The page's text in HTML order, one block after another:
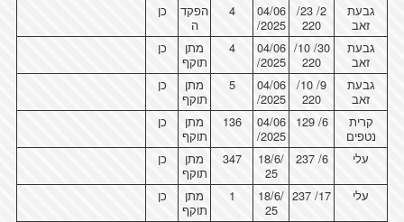
גבעת
זאב
2/ 23/
220
04/06
/2025
4
הפקד
ה
כן
גבעת
זאב
30/ 10/
220
04/06
/2025
4
מתן
תוקף
כן
גבעת
זאב
9/ 10/
220
04/06
/2025
5
מתן
תוקף
כן
קרית
נטפים
6/ 129
04/06
/2025
136
מתן
תוקף
כן
עלי 6/ 237
18/6/
25
347
מתן
תוקף
כן
עלי 17/ 237
18/6/
25
1
מתן
תוקף
כן